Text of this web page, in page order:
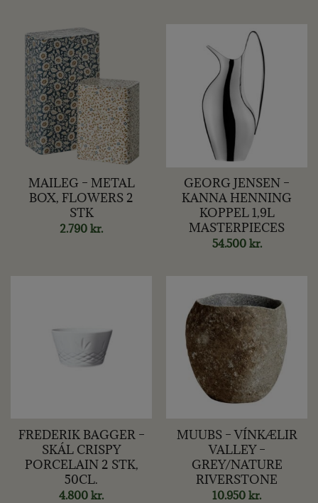
MAILEG – METAL
BOX, FLOWERS 2
STK
2.790 kr.
GEORG JENSEN –
KANNA HENNING
KOPPEL 1,9L
MASTERPIECES
54.500 kr.
FREDERIK BAGGER –
SKÁL CRISPY
PORCELAIN 2 STK,
50CL.
4.800 kr.
MUUBS – VÍNKÆLIR
VALLEY –
GREY/NATURE
RIVERSTONE
10.950 kr.